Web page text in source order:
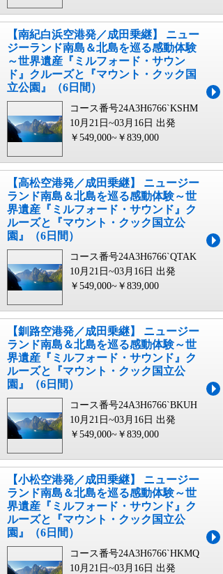
【南紀白浜空港発／成田乗継】 ニュー
ジーランド南島＆北島を巡る感動体験
～世界遺産『ミルフォード・サウン
ド』クルーズと『マウント・クック国
立公園』（6日間）
コース番号24A3H6766`KSHM
10月21日~03月16日 出発
￥549,000~￥839,000
【高松空港発／成田乗継】 ニュージー
ランド南島＆北島を巡る感動体験～世
界遺産『ミルフォード・サウンド』ク
ルーズと『マウント・クック国立公
園』（6日間）
コース番号24A3H6766`QTAK
10月21日~03月16日 出発
￥549,000~￥839,000
【釧路空港発／成田乗継】 ニュージー
ランド南島＆北島を巡る感動体験～世
界遺産『ミルフォード・サウンド』ク
ルーズと『マウント・クック国立公
園』（6日間）
コース番号24A3H6766`BKUH
10月21日~03月16日 出発
￥549,000~￥839,000
【小松空港発／成田乗継】 ニュージー
ランド南島＆北島を巡る感動体験～世
界遺産『ミルフォード・サウンド』ク
ルーズと『マウント・クック国立公
園』（6日間）
コース番号24A3H6766`HKMQ
10月21日~03月16日 出発